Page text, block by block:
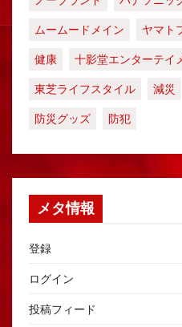
ムームードメイン ヤマト
健康 十影堂エンターテイ
東芝ライフスタイル 減災
防災グッズ 防犯
メタ情報
登録
ログイン
投稿フィード